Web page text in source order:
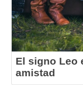
El signo Leo
amistad